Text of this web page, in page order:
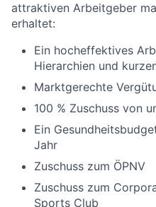
attraktiven Arbeitgeber
erhaltet:
Ein hocheffektives
Hierarchien und
Marktgerechte
100 % Zuschuss von
Ein
Jahr
Zuschuss zum ÖPNV
Zuschuss zum
Sports Club